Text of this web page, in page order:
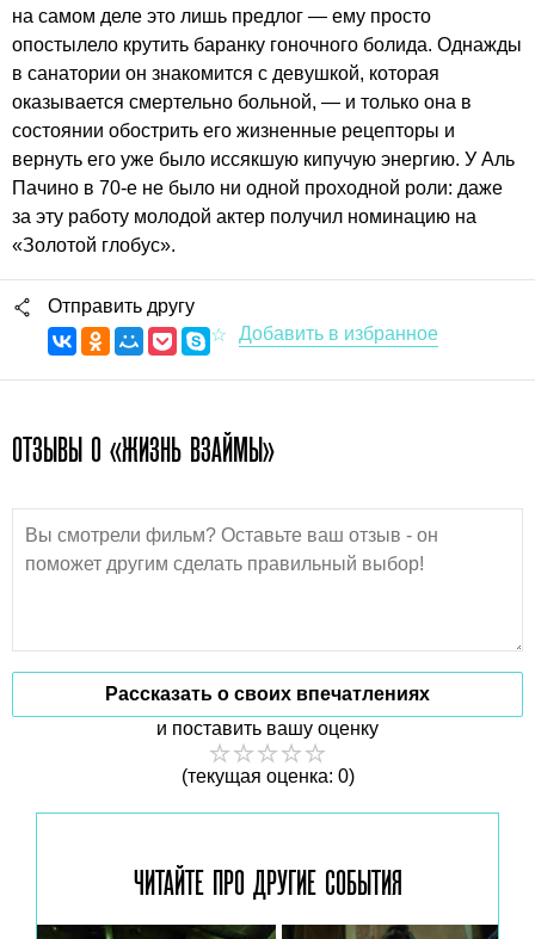
на самом деле это лишь предлог — ему просто
опостылело крутить баранку гоночного болида. Однажды
в санатории он знакомится с девушкой, которая
оказывается смертельно больной, — и только она в
состоянии обострить его жизненные рецепторы и
вернуть его уже было иссякшую кипучую энергию. У Аль
Пачино в 70-е не было ни одной проходной роли: даже
за эту работу молодой актер получил номинацию на
«Золотой глобус».
Отправить другу
ОТЗЫВЫ О «ЖИЗНЬ ВЗАЙМЫ»
Рассказать о своих впечатлениях
и поставить вашу оценку
(текущая оценка: 0)
ЧИТАЙТЕ ПРО ДРУГИЕ СОБЫТИЯ